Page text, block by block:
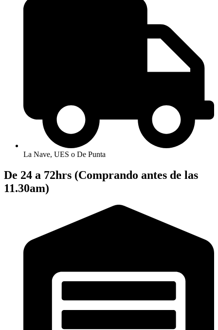
La Nave, UES o De Punta
De 24 a 72hrs (Comprando antes de las
11.30am)